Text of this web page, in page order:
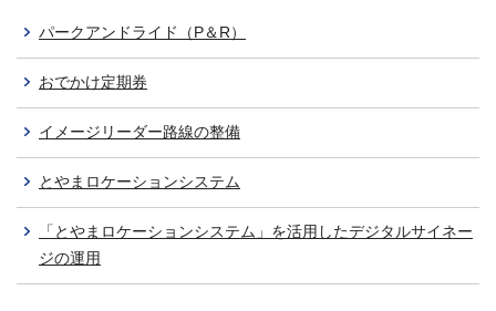
パークアンドライド（P＆R）
おでかけ定期券
イメージリーダー路線の整備
とやまロケーションシステム
「とやまロケーションシステム」を活用したデジタルサイネー
ジの運用